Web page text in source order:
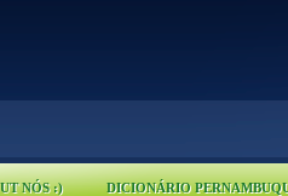
NÓS :) DICIONÁRIO